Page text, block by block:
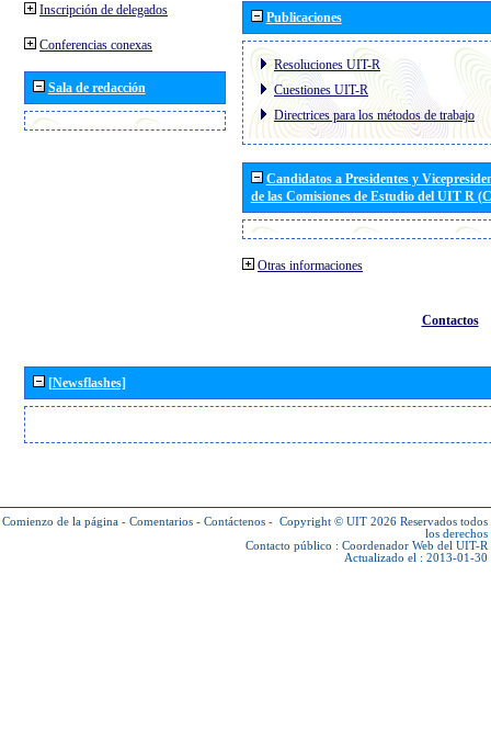
Inscripción de delegados
Conferencias conexas
Sala de redacción
Publicaciones
Resoluciones UIT-R
Cuestiones UIT-R
Directrices para los métodos de trabajo
Candidatos a Presidentes y
de las Comisiones de Estudio del UIT R
Otras informaciones
Contactos
[Newsflashes]
Comienzo de la página - Comentarios - Contáctenos - Copyright © UIT 2026 Reservados todos
los derechos
Contacto público : Coordenador Web del UIT-R
Actualizado el : 2013-01-30